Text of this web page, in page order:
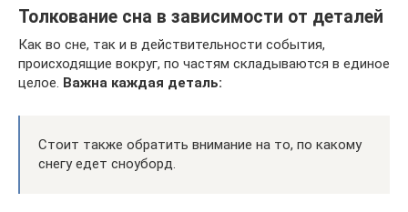
Толкование сна в зависимости от деталей
Как во сне, так и в действительности события,
происходящие вокруг, по частям складываются в единое
целое. Важна каждая деталь:
Стоит также обратить внимание на то, по какому
снегу едет сноуборд.